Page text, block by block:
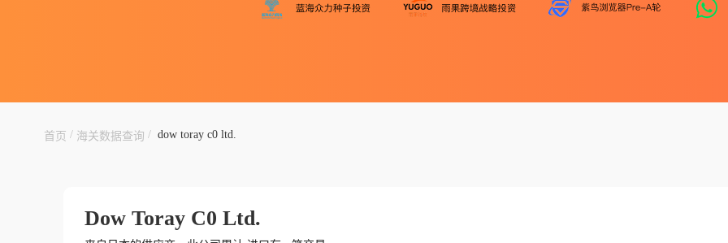
首页 / 海关数据查询 / dow toray c0 ltd.
Dow Toray C0 Ltd.